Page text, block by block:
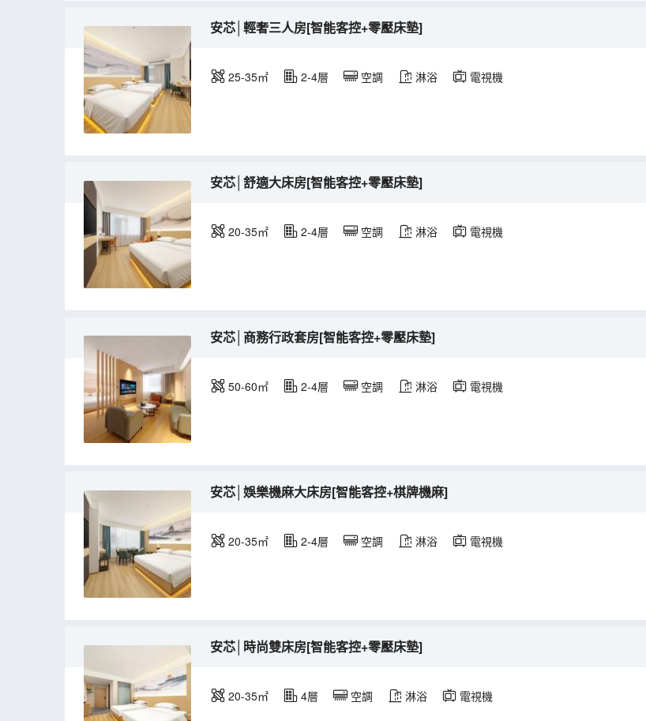
安芯│輕奢三人房[智能客控+零壓床墊]
25-35㎡ 2-4層 空調 淋浴 電視機
安芯│舒適大床房[智能客控+零壓床墊]
20-35㎡ 2-4層 空調 淋浴 電視機
安芯│商務行政套房[智能客控+零壓床墊]
50-60㎡ 2-4層 空調 淋浴 電視機
安芯│娛樂機麻大床房[智能客控+棋牌機麻]
20-35㎡ 2-4層 空調 淋浴 電視機
安芯│時尚雙床房[智能客控+零壓床墊]
20-35㎡ 4層 空調 淋浴 電視機